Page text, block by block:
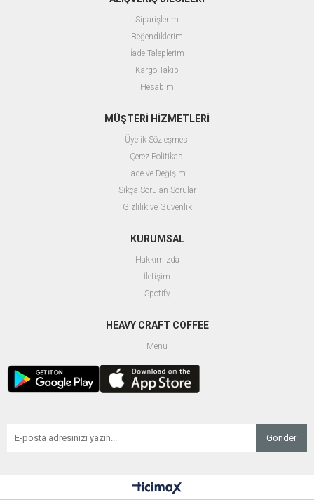
Siparişlerim
Beğendiklerim
İade Taleplerim
Kargo Takip
Hesabım
MÜŞTERİ HİZMETLERİ
Üyelik Sözleşmesi
Çerez Politikası
İade ve Değişim
Sıkça Sorulan Sorular
Gizlilik ve Güvenlik
KURUMSAL
Hakkımızda
İletişim
Spotify
HEAVY CRAFT COFFEE
Menü
Gönder